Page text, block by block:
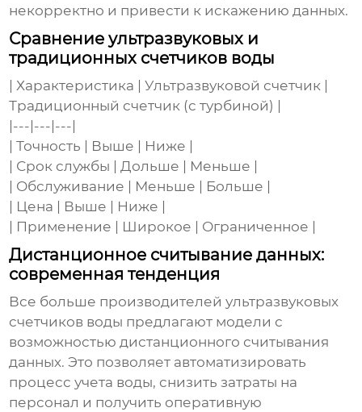
некорректно и привести к искажению данных.
Сравнение ультразвуковых и
традиционных счетчиков воды
| Характеристика | Ультразвуковой счетчик |
Традиционный счетчик (с турбиной) |
|---|---|---|
| Точность | Выше | Ниже |
| Срок службы | Дольше | Меньше |
| Обслуживание | Меньше | Больше |
| Цена | Выше | Ниже |
| Применение | Широкое | Ограниченное |
Дистанционное считывание данных:
современная тенденция
Все больше производителейультразвуковых
счетчиков воды предлагают модели с
возможностью дистанционного считывания
данных. Это позволяет автоматизировать
процесс учета воды, снизить затраты на
персонал и получить оперативную